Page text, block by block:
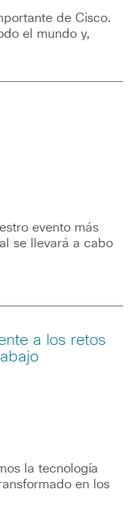
de Cisco.
el mundo y,
evento más
se llevará a cabo
a los retos
la tecnología
en los